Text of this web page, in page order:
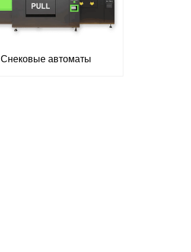
Снековые автоматы